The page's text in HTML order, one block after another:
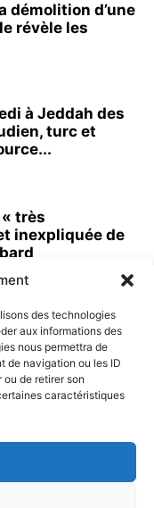
des technologies
aux informations des
nous permettra de
de navigation ou les ID
de retirer son
caractéristiques
démolition d’une
révèle les
à Jeddah des
turc et
très
inexpliquée de